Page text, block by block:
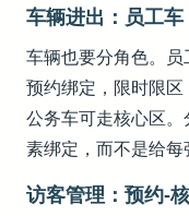
车辆进出：员工
车辆也要分角色。
预约绑定，限时限区
公务车可走核心区。
素绑定，而不是给每
访客管理：预约-